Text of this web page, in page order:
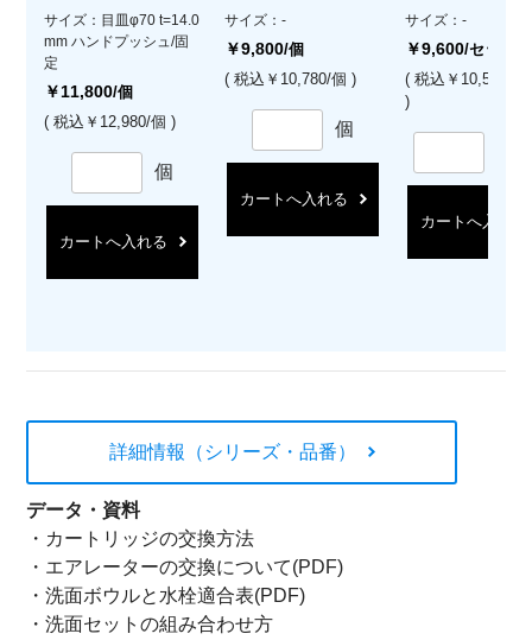
サイズ：目皿φ70 t=14.0
mm ハンドプッシュ/固
定
￥11,800/個
( 税込￥12,980/個 )
個
カートへ入れる
サイズ：-
￥9,800/個
( 税込￥10,780/個 )
個
カートへ入れる
サイズ：-
￥9,600/セット
( 税込￥10,560/セ
)
カートへ入れる
詳細情報（シリーズ・品番）
データ・資料
・ カートリッジの交換方法
・ エアレーターの交換について(PDF)
・洗面ボウルと水栓適合表(PDF)
・洗面セットの組み合わせ方